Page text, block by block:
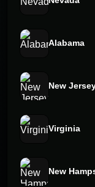
Alabama
New
Virginia
New